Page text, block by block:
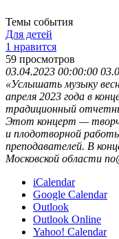
Темы события
Для детей
1 нравится
59 просмотров
03.04.2023 00:00:00
«Услышать музыку
апреля 2023 года в
традиционный
Этот концерт —
и плодотворной
преподавателей. В
Московской области
iCalendar
Google Calendar
Outlook
Outlook Online
Yahoo! Calendar